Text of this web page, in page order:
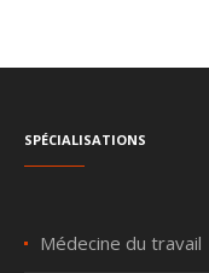
Spécialisations
Médecine du travail